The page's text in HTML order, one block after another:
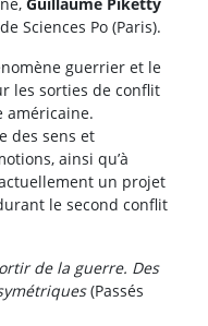
Guillaume Piketty
Sciences Po (Paris).
guerrier et le
les sorties de conflit
américaine.
des sens et
ainsi qu’à
un projet
le second conflit
de la guerre. Des
(Passés